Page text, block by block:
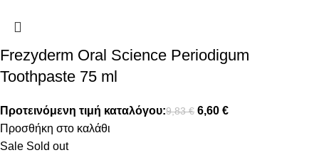
Frezyderm Oral Science Periodigum
Toothpaste 75 ml
Προτεινόμενη τιμή καταλόγου:9,83€ 6,60 €
Προσθήκη στο καλάθι
Sale Sold out